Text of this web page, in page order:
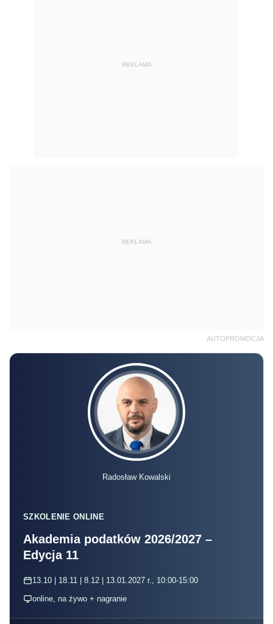
REKLAMA
REKLAMA
AUTOPROMOCJA
Radosław Kowalski
SZKOLENIE ONLINE
Akademia podatków 2026/2027 –
Edycja 11
13.10 | 18.11 | 8.12 | 13.01.2027 r., 10:00-15:00
online, na żywo + nagranie